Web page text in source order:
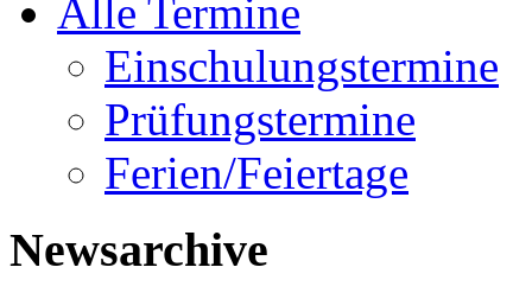
Alle Termine
Einschulungstermine
Prüfungstermine
Ferien/Feiertage
Newsarchive